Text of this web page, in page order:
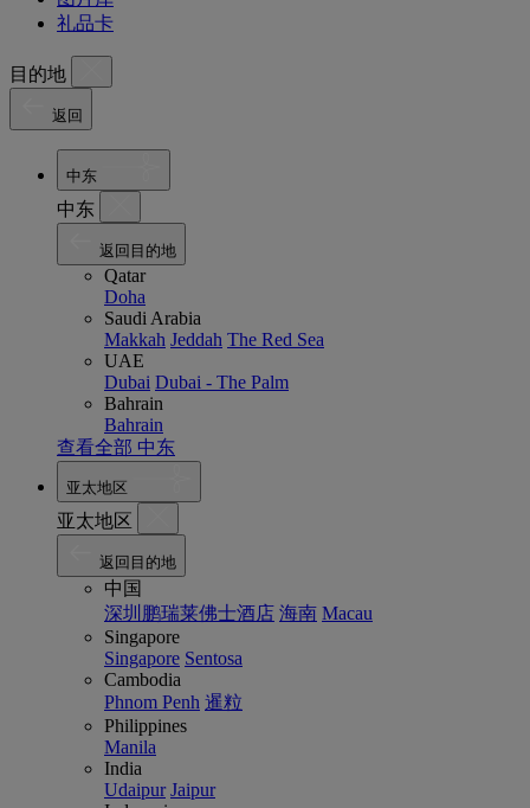
礼品卡
目的地
返回
中东
中东
返回目的地
Qatar
Doha
Saudi Arabia
Makkah Jeddah The Red Sea
UAE
Dubai Dubai - The Palm
Bahrain
Bahrain
查看全部 中东
亚太地区
亚太地区
返回目的地
中国
深圳鹏瑞莱佛士酒店 海南 Macau
Singapore
Singapore Sentosa
Cambodia
Phnom Penh 暹粒
Philippines
Manila
India
Udaipur Jaipur